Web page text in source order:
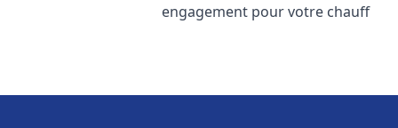
engagement pour votre chauff